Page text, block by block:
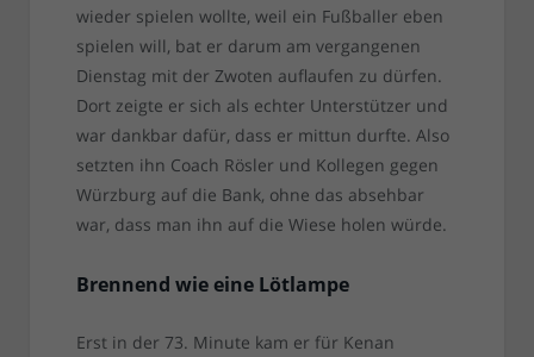
wieder spielen wollte, weil ein Fußballer eben
spielen will, bat er darum am vergangenen
Dienstag mit der Zwoten auflaufen zu dürfen.
Dort zeigte er sich als echter Unterstützer und
war dankbar dafür, dass er mittun durfte. Also
setzten ihn Coach Rösler und Kollegen gegen
Würzburg auf die Bank, ohne das absehbar
war, dass man ihn auf die Wiese holen würde.
Brennend wie eine Lötlampe
Erst in der 73. Minute kam er für Kenan